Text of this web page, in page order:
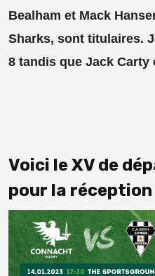
Bealham et Mack
Sharks, sont titulaires.
8 tandis que Jack Carty
Voici le XV de
pour la réception